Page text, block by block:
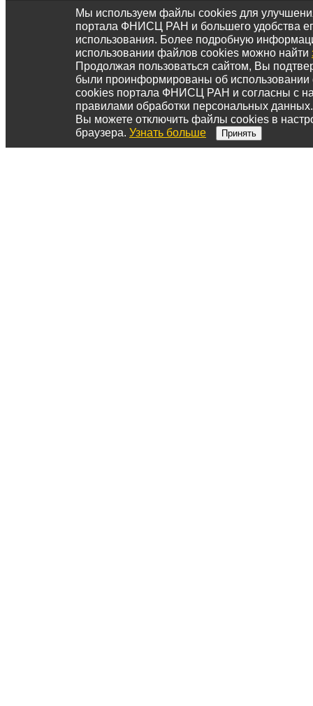
Мы используем файлы cookies для
портала ФНИСЦ РАН и большего удобства
использования. Более подробную
использовании файлов cookies можно найти
Продолжая пользоваться сайтом, Вы
были проинформированы об
cookies портала ФНИСЦ РАН и согласны с
правилами обработки персональных данных.
Вы можете отключить файлы cookies в
браузера. Узнать больше Принять